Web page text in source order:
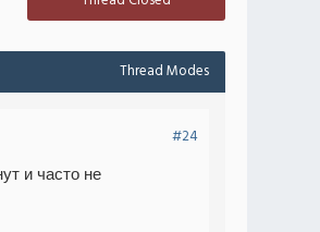
Thread Modes
#24
и часто не